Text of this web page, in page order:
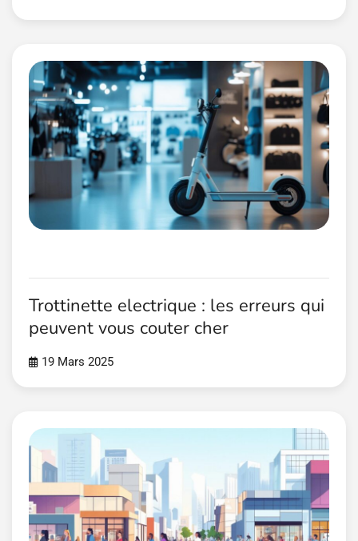
Trottinette electrique : les erreurs qui
peuvent vous couter cher
19 Mars 2025